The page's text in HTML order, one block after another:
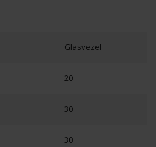
Glasvezel
20
30
30